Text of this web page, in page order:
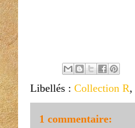
Libellés : Collection R,
1 commentaire: